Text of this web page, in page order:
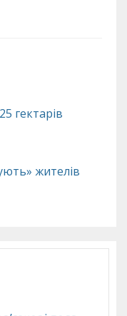
гектарів
жителів